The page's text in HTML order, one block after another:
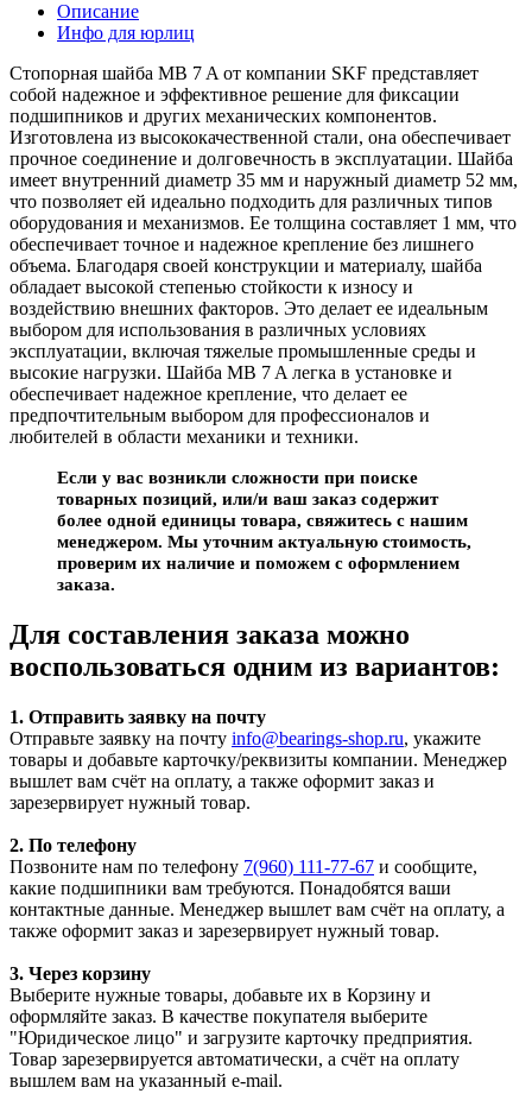
Описание
Инфо для юрлиц
Стопорная шайба MB 7 A от компании SKF представляет
собой надежное и эффективное решение для фиксации
подшипников и других механических компонентов.
Изготовлена из высококачественной стали, она обеспечивает
прочное соединение и долговечность в эксплуатации. Шайба
имеет внутренний диаметр 35 мм и наружный диаметр 52 мм,
что позволяет ей идеально подходить для различных типов
оборудования и механизмов. Ее толщина составляет 1 мм, что
обеспечивает точное и надежное крепление без лишнего
объема. Благодаря своей конструкции и материалу, шайба
обладает высокой степенью стойкости к износу и
воздействию внешних факторов. Это делает ее идеальным
выбором для использования в различных условиях
эксплуатации, включая тяжелые промышленные среды и
высокие нагрузки. Шайба MB 7 A легка в установке и
обеспечивает надежное крепление, что делает ее
предпочтительным выбором для профессионалов и
любителей в области механики и техники.
Если у вас возникли сложности при поиске
товарных позиций, или/и ваш заказ содержит
более одной единицы товара, свяжитесь с нашим
менеджером. Мы уточним актуальную стоимость,
проверим их наличие и поможем с оформлением
заказа.
Для составления заказа можно
воспользоваться одним из вариантов:
1. Отправить заявку на почту
Отправьте заявку на почту info@bearings-shop.ru, укажите
товары и добавьте карточку/реквизиты компании. Менеджер
вышлет вам счёт на оплату, а также оформит заказ и
зарезервирует нужный товар.
2. По телефону
Позвоните нам по телефону 7(960) 111-77-67 и сообщите,
какие подшипники вам требуются. Понадобятся ваши
контактные данные. Менеджер вышлет вам счёт на оплату, а
также оформит заказ и зарезервирует нужный товар.
3. Через корзину
Выберите нужные товары, добавьте их в Корзину и
оформляйте заказ. В качестве покупателя выберите
"Юридическое лицо" и загрузите карточку предприятия.
Товар зарезервируется автоматически, а счёт на оплату
вышлем вам на указанный e-mail.